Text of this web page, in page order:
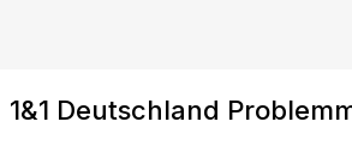
1&1 Deutschland